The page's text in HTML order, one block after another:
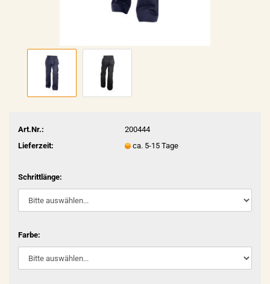
Art.Nr.:
200444
Lieferzeit:
ca. 5-15 Tage
Schrittlänge:
Farbe: